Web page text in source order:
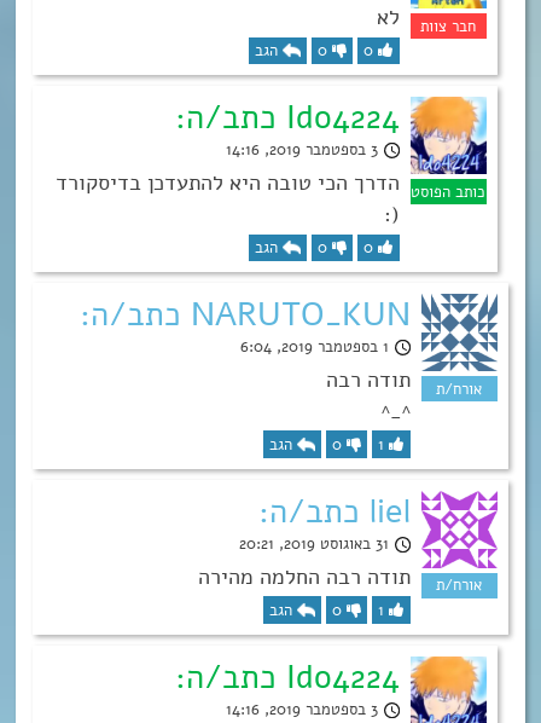
לא
0
0 הגב
Ido4224 כתב/ה:
3 בספטמבר 2019, 14:16
הדרך הכי טובה היא להתעדכן בדיסקורד
(:
0
0 הגב
NARUTO_KUN כתב/ה:
1 בספטמבר 2019, 6:04
תודה רבה
^_^
1
0 הגב
liel כתב/ה:
31 באוגוסט 2019, 20:21
תודה רבה החלמה מהירה
1
0 הגב
Ido4224 כתב/ה:
3 בספטמבר 2019, 14:16